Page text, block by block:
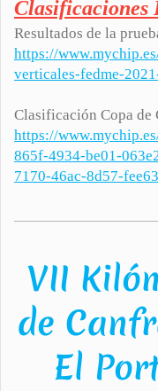
Clasificaciones
Resultados de la
https://
verticales-fedme-
Clasificación Copa de
https://
865f-4934-be01-
7170-46ac-8d57-
VII
de
El